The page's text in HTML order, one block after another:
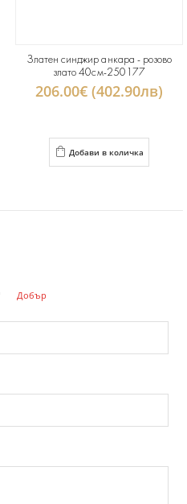
Златен синджир анкара - розово
злато 40см-250177
206.00€ (402.90лв)
Добави в количка
Добър